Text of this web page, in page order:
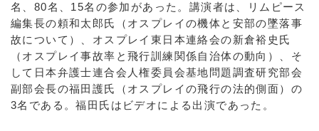
名、80名、15名の参加があった。講演者は、リムピース
編集長の頼和太郎氏（オスプレイの機体と安部の墜落事
故について）、オスプレイ東日本連絡会の新倉裕史氏
（オスプレイ事故率と飛行訓練関係自治体の動向）、そ
して日本弁護士連合会人権委員会基地問題調査研究部会
副部会長の福田護氏（オスプレイの飛行の法的側面）の
3名である。福田氏はビデオによる出演であった。